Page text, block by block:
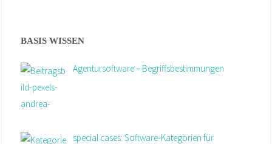
BASIS WISSEN
Agentursoftware – Begriffsbestimmungen
special cases: Software-Kategorien für